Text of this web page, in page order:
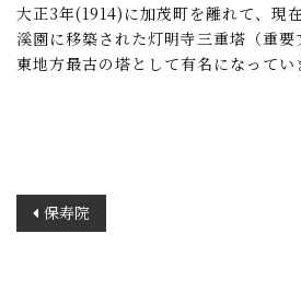
大正3年(1914)に加茂町を離れて、現
溪園に移築された灯明寺三重塔（重
東地方最古の塔として有名になってい
稿
保寿院